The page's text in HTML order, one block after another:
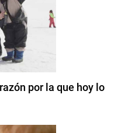
por la que hoy lo